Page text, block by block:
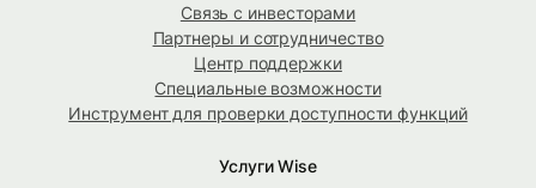
Связь с инвесторами
Партнеры и сотрудничество
Центр поддержки
Специальные возможности
Инструмент для проверки доступности функций
Услуги Wise